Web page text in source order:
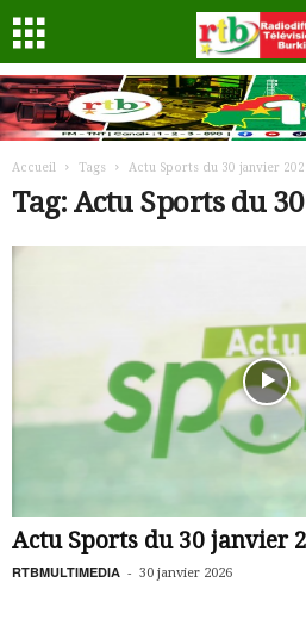
Accueil Tags Actu Sports du 30 janvier
Tag: Actu Sports du
Actu Sports du 30 janvier
RTBMULTIMEDIA - 30 janvier 2026